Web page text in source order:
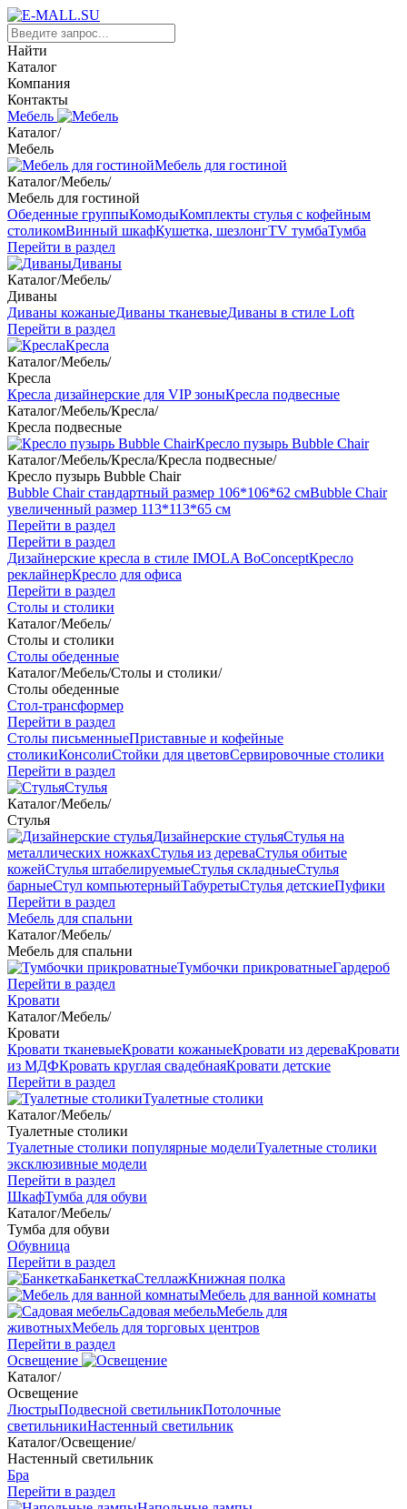
Найти
Каталог
Компания
Контакты
Мебель
Каталог/
Мебель
Мебель для гостиной
Каталог/Мебель/
Мебель для гостиной
Обеденные группыКомодыКомплекты стулья с кофейным
столикомВинный шкафКушетка, шезлонгTV тумбаТумба
Перейти в раздел
Диваны
Каталог/Мебель/
Диваны
Диваны кожаныеДиваны тканевыеДиваны в стиле Loft
Перейти в раздел
Кресла
Каталог/Мебель/
Кресла
Кресла дизайнерские для VIP зоныКресла подвесные
Каталог/Мебель/Кресла/
Кресла подвесные
Кресло пузырь Bubble Chair
Каталог/Мебель/Кресла/Кресла подвесные/
Кресло пузырь Bubble Chair
Bubble Chair стандартный размер 106*106*62 смBubble Chair
увеличенный размер 113*113*65 см
Перейти в раздел
Перейти в раздел
Дизайнерские кресла в стиле IMOLA BoConceptКресло
реклайнерКресло для офиса
Перейти в раздел
Столы и столики
Каталог/Мебель/
Столы и столики
Столы обеденные
Каталог/Мебель/Столы и столики/
Столы обеденные
Стол-трансформер
Перейти в раздел
Столы письменныеПриставные и кофейные
столикиКонсолиСтойки для цветовСервировочные столики
Перейти в раздел
Стулья
Каталог/Мебель/
Стулья
Дизайнерские стульяСтулья на
металлических ножкахСтулья из дереваСтулья обитые
кожейСтулья штабелируемыеСтулья складныеСтулья
барныеСтул компьютерныйТабуретыСтулья детскиеПуфики
Перейти в раздел
Мебель для спальни
Каталог/Мебель/
Мебель для спальни
Тумбочки прикроватныеГардероб
Перейти в раздел
Кровати
Каталог/Мебель/
Кровати
Кровати тканевыеКровати кожаныеКровати из дереваКровати
из МДФКровать круглая свадебнаяКровати детские
Перейти в раздел
Туалетные столики
Каталог/Мебель/
Туалетные столики
Туалетные столики популярные моделиТуалетные столики
эксклюзивные модели
Перейти в раздел
ШкафТумба для обуви
Каталог/Мебель/
Тумба для обуви
Обувница
Перейти в раздел
БанкеткаСтеллажКнижная полка
Мебель для ванной комнаты
Садовая мебельМебель для
животныхМебель для торговых центров
Перейти в раздел
Освещение
Каталог/
Освещение
ЛюстрыПодвесной светильникПотолочные
светильникиНастенный светильник
Каталог/Освещение/
Настенный светильник
Бра
Перейти в раздел